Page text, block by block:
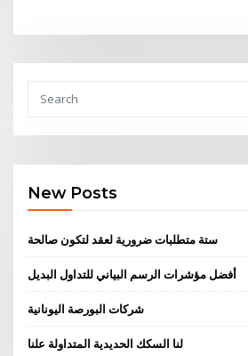
New Posts
ستة متطلبات ضرورية لعقد لتكون صالحة
أفضل مؤشرات الرسم البياني للتداول البديل
شركات البورصة اليونانية
لنا السكك الحديدية المتداولة علنا